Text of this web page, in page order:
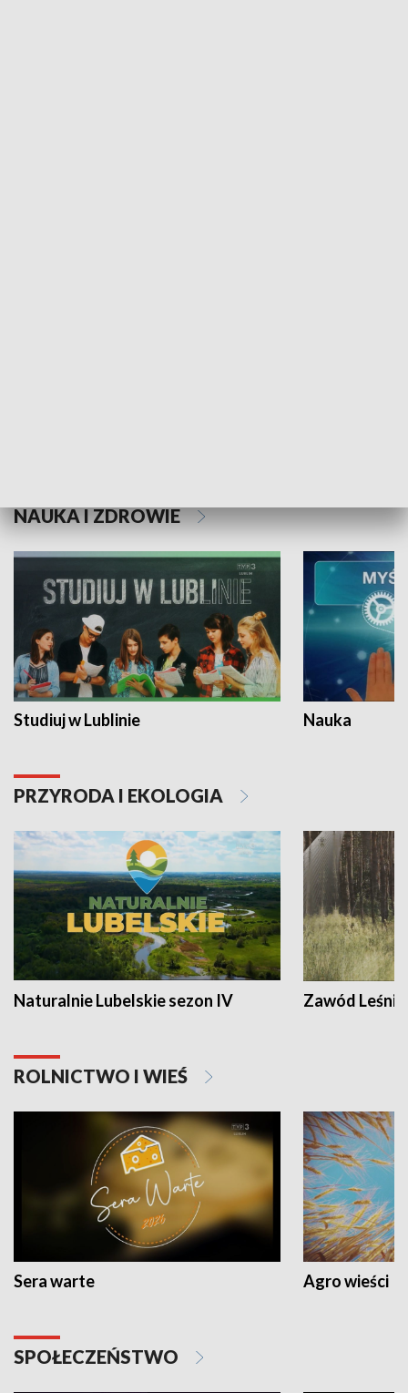
NAUKA I ZDROWIE
Studiuj w Lublinie Nauka
PRZYRODA I EKOLOGIA
Naturalnie Lubelskie sezon IV Zawód Leśnik
ROLNICTWO I WIEŚ
Sera warte Agro wieści
SPOŁECZEŃSTWO